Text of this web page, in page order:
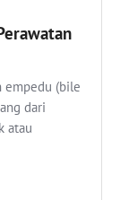
empedu (bile
dari
atau